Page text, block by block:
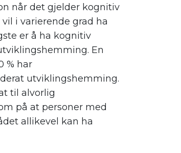
når det gjelder kognitiv
i varierende grad ha
er å ha kognitiv
En
% har
utviklingshemming.
til alvorlig
på at personer med
allikevel kan ha